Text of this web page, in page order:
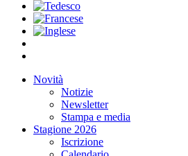
Novità
Notizie
Newsletter
Stampa e media
Stagione 2026
Iscrizione